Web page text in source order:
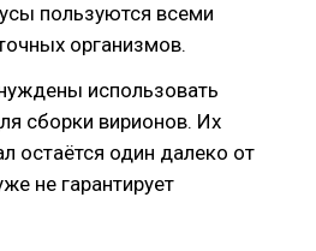
пользуются всеми
организмов.
использовать
сборки вирионов. Их
остаётся один далеко от
не гарантирует